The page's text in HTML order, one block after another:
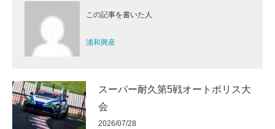
この記事を書いた人
浦和興産
スーパー耐久第5戦オートポリス大
会
2026/07/28